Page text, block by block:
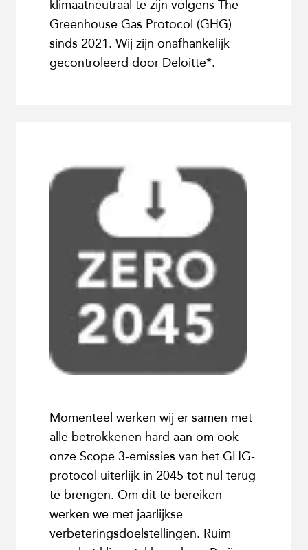
klimaatneutraal te zijn volgens The
Greenhouse Gas Protocol (GHG)
sinds 2021. Wij zijn onafhankelijk
gecontroleerd door Deloitte*.
Momenteel werken wij er samen met
alle betrokkenen hard aan om ook
onze Scope 3-emissies van het GHG-
protocol uiterlijk in 2045 tot nul terug
te brengen. Om dit te bereiken
werken we met jaarlijkse
verbeteringsdoelstellingen. Ruim